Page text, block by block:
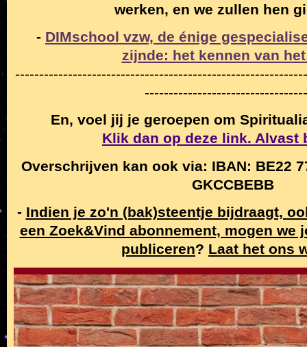
werken, en we zullen hen
- DIMschool vzw, de énige
zijnde: het kennen van
En, voel jij je geroepen om
Klik dan op deze link. Alvast
Overschrijven kan ook via: IBAN: BE22
GKCCBEBB
- Indien je zo'n (bak)steentje bijdraagt,
een Zoek&Vind abonnement, mogen we
publiceren? Laat het ons